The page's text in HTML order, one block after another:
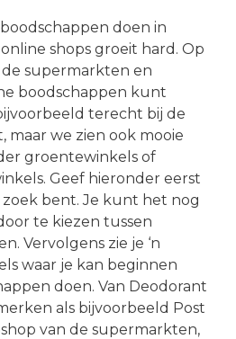
doen in
shops groeit hard. Op
supermarkten en
boodschappen kunt
terecht bij de
maar we zien ook mooie
groentewinkels of
Geef hieronder eerst
zoek bent. Je kunt het nog
te kiezen tussen
Vervolgens zie je ‘n
waar je kan beginnen
doen. Van Deodorant
als bijvoorbeeld Post
van de supermarkten,